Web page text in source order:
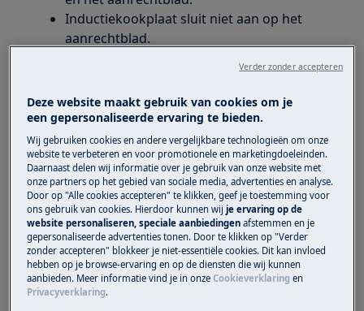
Inductiekookplaat sluit niet aan op het
aanrechtblad.
Heeft betrekking op
Kookplaat inductie
Kookplaat keramisch
Oplossing
Inductie kookplaten die facet geslepen zijn
of uitgevoerd met een RVS kader zijn
voorzien van afdichting aan de onderzijde
van glasplaat. Deze afdichting zorgt er
Deze website maakt gebruik van cookies om je
een gepersonaliseerde ervaring te bieden.
Wij gebruiken cookies en andere vergelijkbare technologieën om onze
website te verbeteren en voor promotionele en marketingdoeleinden.
Daarnaast delen wij informatie over je gebruik van onze website met
onze partners op het gebied van sociale media, advertenties en analyse.
Door op "Alle cookies accepteren" te klikken, geef je toestemming voor
ons gebruik van cookies. Hierdoor kunnen wijje ervaring op de
website personaliseren, speciale aanbiedingen afstemmen en je
gepersonaliseerde advertenties tonen. Door te klikken op "Verder
zonder accepteren" blokkeer je niet-essentiële cookies. Dit kan invloed
hebben op je browse-ervaring en op de diensten die wij kunnen
aanbieden. Meer informatie vind je in onzeCookieverklaring en
Privacyverklaring.
Verder zonder accepteren